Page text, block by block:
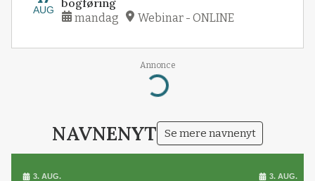
AUG
bogføring
mandag Webinar - ONLINE
Annonce
Loading...
NAVNENYT Se mere navnenyt
3. AUG. 3. AUG.